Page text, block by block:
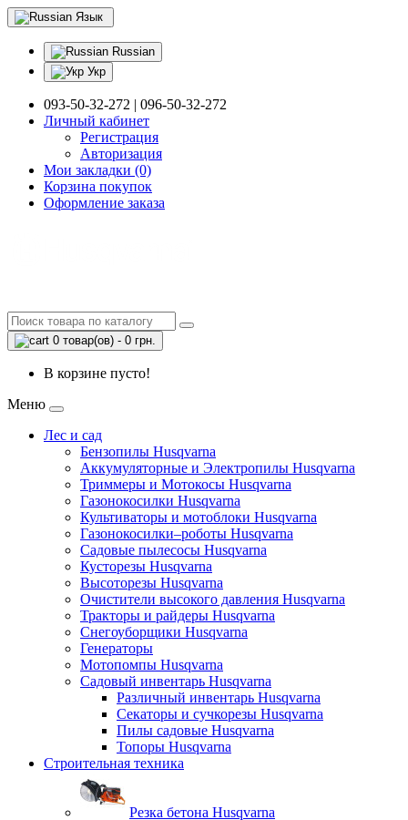
Язык
Russian
Укр
093-50-32-272 | 096-50-32-272
Личный кабинет
Регистрация
Авторизация
Мои закладки (0)
Корзина покупок
Оформление заказа
0 товар(ов) - 0 грн.
В корзине пусто!
Меню
Лес и сад
Бензопилы Husqvarna
Аккумуляторные и Электропилы Нusqvarna
Триммеры и Мотокосы Нusqvarna
Газонокосилки Husqvarna
Культиваторы и мотоблоки Husqvarna
Газонокосилки–роботы Husqvarna
Садовые пылесосы Husqvarna
Кусторезы Husqvarna
Высоторезы Husqvarna
Очистители высокого давления Husqvarna
Тракторы и райдеры Husqvarna
Снегоуборщики Husqvarna
Генераторы
Мотопомпы Husqvarna
Садовый инвентарь Husqvarna
Различный инвентарь Husqvarna
Секаторы и сучкорезы Husqvarna
Пилы садовые Husqvarna
Топоры Husqvarna
Строительная техника
Резка бетона Husqvarna